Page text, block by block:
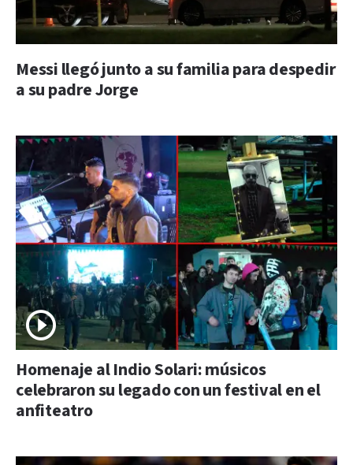
Messi llegó junto a su familia para despedir
a su padre Jorge
Homenaje al Indio Solari: músicos
celebraron su legado con un festival en el
anfiteatro